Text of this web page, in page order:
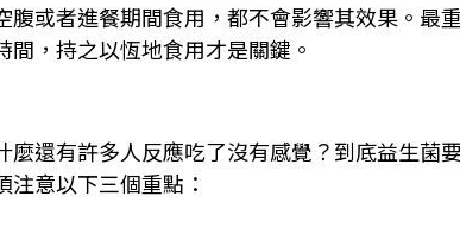
或者進餐期間食用，都不會影響其效果。最
，持之以恆地食用才是關鍵。
還有許多人反應吃了沒有感覺？到底益生菌
意以下三個重點：